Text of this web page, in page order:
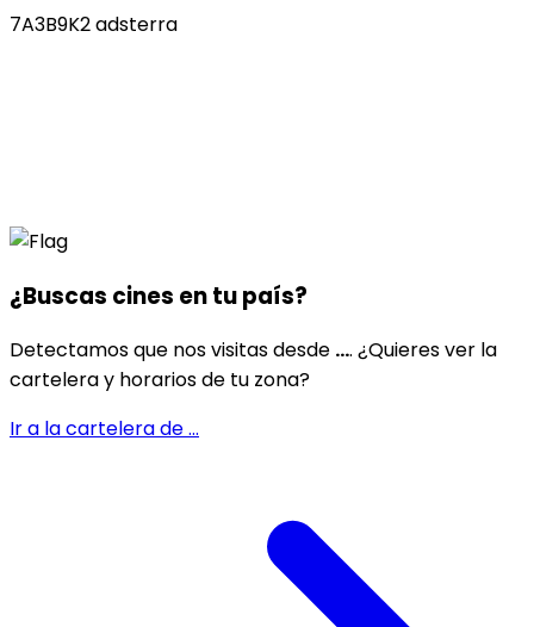
7A3B9K2 adsterra
¿Buscas cines entu país?
Detectamos que nos visitas desde .... ¿Quieres ver la
cartelera y horarios de tu zona?
Ir a la cartelera de...